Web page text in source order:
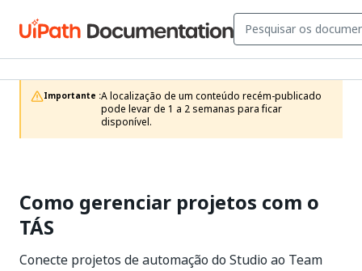
Importante :A localização de um conteúdo recém-publicado
pode levar de 1 a 2 semanas para ficar
disponível.
Como gerenciar projetos com o
TÁS
Conecte projetos de automação do Studio ao Team